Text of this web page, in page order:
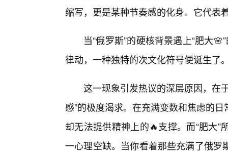
缩写，更是某种节奏感的化身。它代表
当“俄罗斯”的硬核背景遇上“肥大
律动，一种独特的次文化符号便诞生了
这一现象引发热议的深层原因，在
感”的极度渴求。在充满变数和焦虑的
却无法提供精神上的🔥支撑。而“肥大
一心理空缺。当你看着那些充满了俄